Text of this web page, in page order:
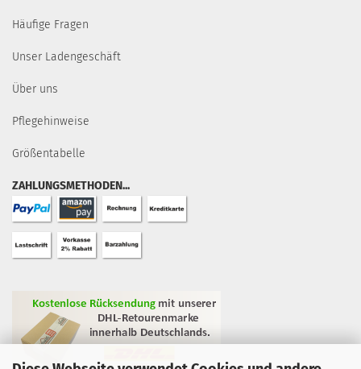
Häufige Fragen
Unser Ladengeschäft
Über uns
Pflegehinweise
Größentabelle
ZAHLUNGSMETHODEN...